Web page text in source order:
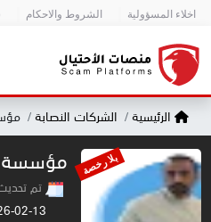
اخلاء المسؤولية الشروط والاحكام
الرئيسية الشركات النصابة
بلا رخصة مؤسسة
تم
02-13